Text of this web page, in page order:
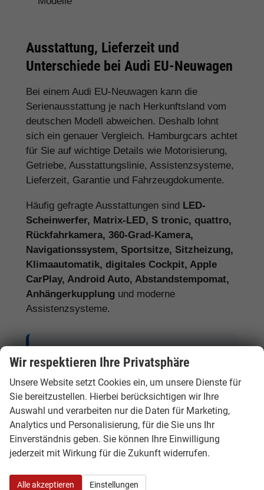
Ausstattung, Lieferzeit und
Unterschiede bei Audi EU-Neuwagen
Bei einem Audi EU-Neuwagen kann die
Serienausstattung je nach Herkunftsland vom
deutschen Modell abweichen. Deshalb lohnt
sich ein genauer Vergleich. Hamburgcars achtet
für Sie auf wichtige Details wie Motorisierung,
Getriebe, Ausstattungslinie, Assistenzsysteme,
Lieferzeit, Garantie und Fahrzeugdokumente.
Häufig gefragte Ausstattungen sind LED-
Scheinwerfer, Matrix-LED, S tronic, quattro,
Rückfahrkamera, 360-Grad-Kamera,
Navigationssystem, Sportsitze, Sitzheizung,
Klimaautomatik, digitales Cockpit, Apple
CarPlay, Android Auto, Abstandstempomat,
Anhängerkupplung und moderne
Assistenzsysteme.
Tipp:
Vergleichen Sie bei Audi EU-
Neuwagen nicht nur den Kaufpreis,
sondern auch Ausstattung, Lieferzeit,
Garantieumfang und mögliche
tatsächlichen Preisvorteil.
Wir respektieren Ihre Privatsphäre
Unsere Website setzt Cookies ein, um unsere Dienste für
Sie bereitzustellen. Hierbei berücksichtigen wir Ihre
Auswahl und verarbeiten nur die Daten für Marketing,
Analytics und Personalisierung, für die Sie uns Ihr
Einverständnis geben. Sie können Ihre Einwilligung
jederzeit mit Wirkung für die Zukunft widerrufen.
Alle akzeptieren Einstellungen